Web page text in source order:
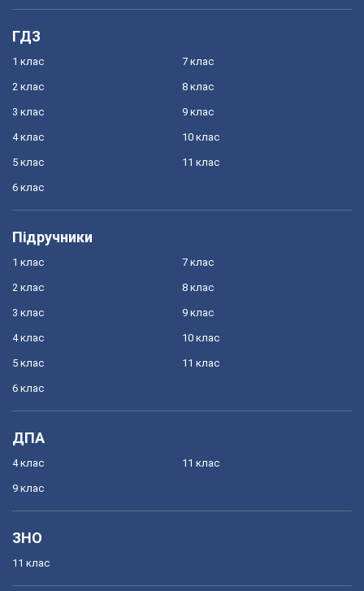
ГДЗ
1 клас
2 клас
3 клас
4 клас
5 клас
6 клас
7 клас
8 клас
9 клас
10 клас
11 клас
Підручники
1 клас
2 клас
3 клас
4 клас
5 клас
6 клас
7 клас
8 клас
9 клас
10 клас
11 клас
ДПА
4 клас
9 клас
11 клас
ЗНО
11 клас